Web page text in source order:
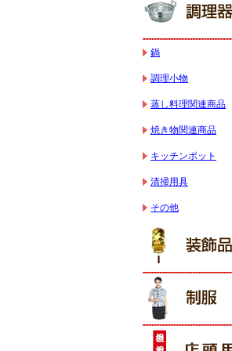
鍋
調理小物
蒸し料理関連商品
焼き物関連商品
キッチンポット
清掃用具
その他